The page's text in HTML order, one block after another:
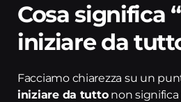
Cosa significa
iniziare da
Facciamo chiarezza su un
iniziare da tuttonon significa